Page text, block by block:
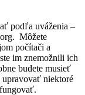
podľa uváženia –
Môžete
počítači a
im znemožnili ich
budete musieť
upravovať niektoré